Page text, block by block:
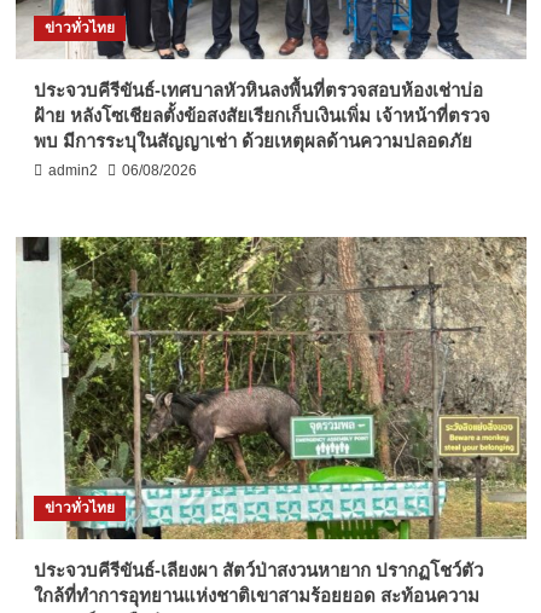
ข่าวทั่วไทย
ประจวบคีรีขันธ์-เทศบาลหัวหินลงพื้นที่ตรวจสอบห้องเช่าบ่อ
ฝ้าย หลังโซเชียลตั้งข้อสงสัยเรียกเก็บเงินเพิ่ม เจ้าหน้าที่ตรวจ
พบ มีการระบุในสัญญาเช่า ด้วยเหตุผลด้านความปลอดภัย
admin2 06/08/2026
ข่าวทั่วไทย
ประจวบคีรีขันธ์-เลียงผา สัตว์ป่าสงวนหายาก ปรากฏโชว์ตัว
ใกล้ที่ทำการอุทยานแห่งชาติเขาสามร้อยยอด สะท้อนความ